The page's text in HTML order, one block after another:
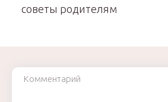
советы родителям
Комментарий